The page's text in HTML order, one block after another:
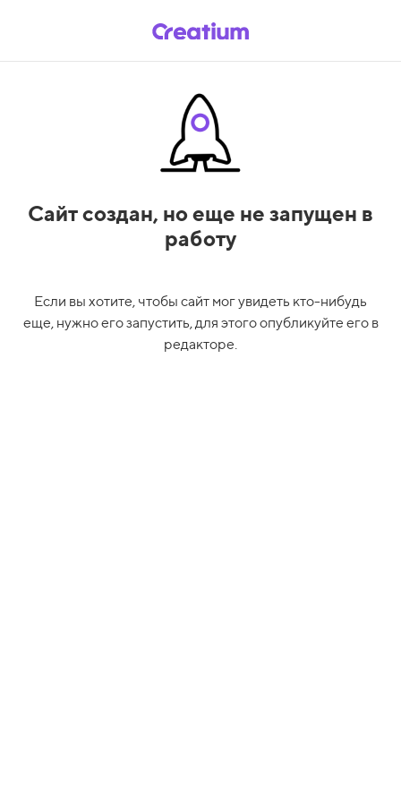
Сайт создан, но еще не запущен в
работу
Если вы хотите, чтобы сайт мог увидеть кто-нибудь
еще, нужно его запустить, для этого опубликуйте его в
редакторе.